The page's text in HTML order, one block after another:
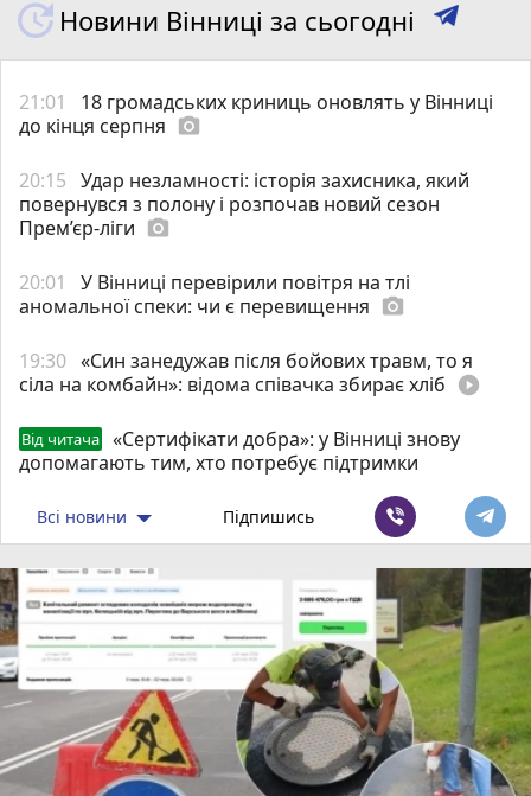
Новини Вінниці за сьогодні
21:01
18 громадських криниць оновлять у Вінниці
до кінця серпня photo_camera
20:15 Удар незламності: історія захисника, який
повернувся з полону і розпочав новий сезон
Прем’єр-ліги photo_camera
20:01
У Вінниці перевірили повітря на тлі
аномальної спеки: чи є перевищення photo_camera
19:30 «Син занедужав після бойових травм, то я
сіла на комбайн»: відома співачка збирає хліб play_circle_filled
Від читача
«Сертифікати добра»: у Вінниці знову
допомагають тим, хто потребує підтримки
Всі новини Підпишись